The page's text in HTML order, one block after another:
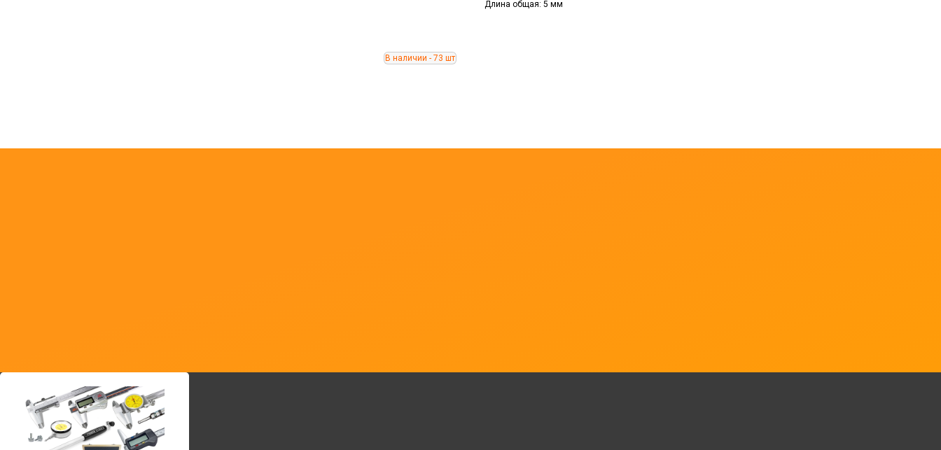
Длина общая: 5 мм